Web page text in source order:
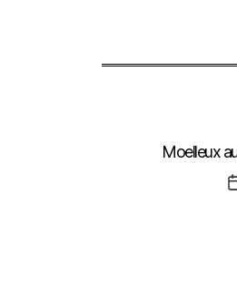
Moelleux